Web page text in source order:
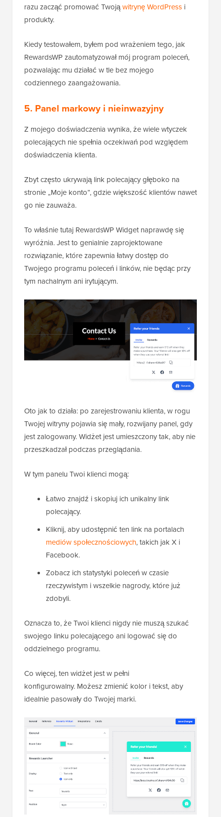
razu zacząć promować Twojąwitrynę WordPress i
produkty.
Kiedy testowałem, byłem pod wrażeniem tego, jak
RewardsWP zautomatyzował mój program poleceń,
pozwalając mu działać w tle bez mojego
codziennego zaangażowania.
5. Panel markowy i nieinwazyjny
Z mojego doświadczenia wynika, że wiele wtyczek
polecających nie spełnia oczekiwań pod względem
doświadczenia klienta.
Zbyt często ukrywają link polecający głęboko na
stronie „Moje konto”, gdzie większość klientów nawet
go nie zauważa.
To właśnie tutaj RewardsWP Widget naprawdę się
wyróżnia. Jest to genialnie zaprojektowane
rozwiązanie, które zapewnia łatwy dostęp do
Twojego programu poleceń i linków, nie będąc przy
tym nachalnym ani irytującym.
Oto jak to działa: po zarejestrowaniu klienta, w rogu
Twojej witryny pojawia się mały, rozwijany panel, gdy
jest zalogowany. Widżet jest umieszczony tak, aby nie
przeszkadzał podczas przeglądania.
W tym panelu Twoi klienci mogą:
Łatwo znajdź i skopiuj ich unikalny link
polecający.
Kliknij, aby udostępnić ten link na portalach
mediów społecznościowych, takich jak X i
Facebook.
Zobacz ich statystyki poleceń w czasie
rzeczywistym i wszelkie nagrody, które już
zdobyli.
Oznacza to, że Twoi klienci nigdy nie muszą szukać
swojego linku polecającego ani logować się do
oddzielnego programu.
Co więcej, ten widżet jest w pełni
konfigurowalny. Możesz zmienić kolor i tekst, aby
idealnie pasowały do Twojej marki.